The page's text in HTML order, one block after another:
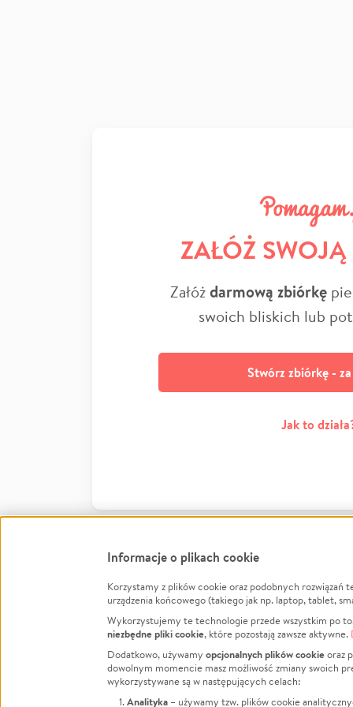
ZAŁÓŻ
Załóżdarmową zbiórkę
swoich bliskich lub
Stwórz zbiórkę -
Jak to
FacebookTwitter Instagram
LinkedInTikTok Youtube
Jak to
Informacje o plikach cookie
Korzystamy z plików cookie oraz podobnych
urządzenia końcowego (takiego jak np. laptop, tablet,
Wykorzystujemy te technologie przede wszystkim po
niezbędne pliki cookie, które pozostają zawsze aktywne.
Dodatkowo, używamy opcjonalnych plików cookieoraz
dowolnym momencie masz możliwość zmiany swoich
wykorzystywane są w następujących celach:
Analityka – używamy tzw. plików cookie